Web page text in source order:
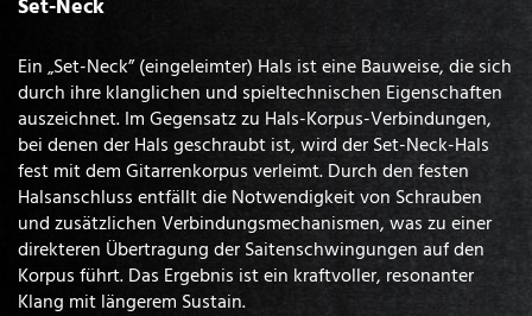
Ein „Set-Neck” (eingeleimter) Hals ist eine Bauweise, die sich
durch ihre klanglichen und spieltechnischen Eigenschaften
auszeichnet. Im Gegensatz zu Hals-Korpus-Verbindungen,
bei denen der Hals geschraubt ist, wird der Set-Neck-Hals
fest mit dem Gitarrenkorpus verleimt. Durch den festen
Halsanschluss entfällt die Notwendigkeit von Schrauben
und zusätzlichen Verbindungsmechanismen, was zu einer
direkteren Übertragung der Saitenschwingungen auf den
Korpus führt. Das Ergebnis ist ein kraftvoller, resonanter
Klang mit längerem Sustain.